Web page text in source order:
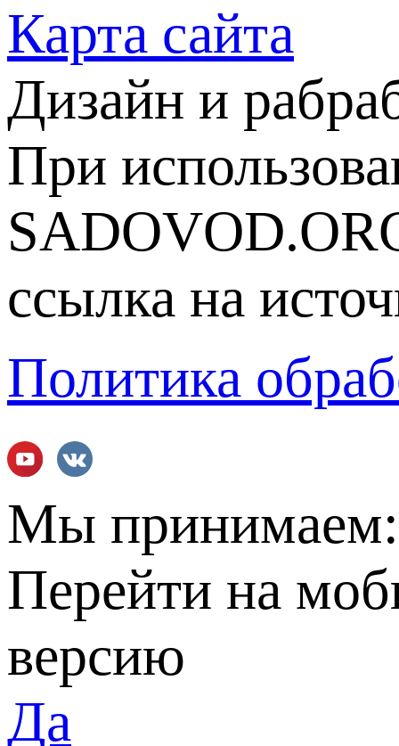
Карта сайта
Дизайн и
При
ссылка на
Политика
Мы
Перейти на
версию
Да